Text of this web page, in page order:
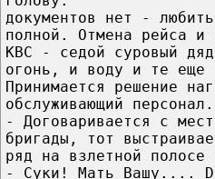
документов нет -
полной. Отмена рейса и
КВС - седой суровый
огонь, и воду и те еще
Принимается решение
обслуживающий персонал.
- Договаривается с
бригады, тот
ряд на взлетной полосе
- Суки! Мать Вашу....